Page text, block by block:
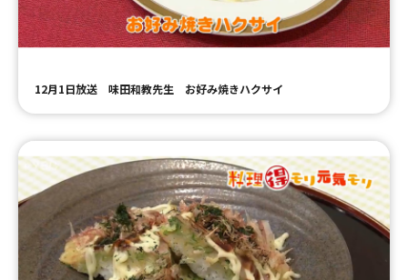
12月1日放送 味田和教先生 お好み焼きハクサイ